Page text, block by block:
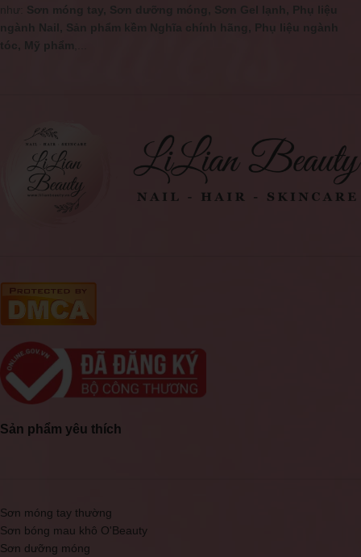
như: Sơn móng tay, Sơn dưỡng móng, Sơn Gel lạnh, Phụ liệu
ngành Nail, Sản phẩm kềm Nghĩa chính hãng, Phụ liệu ngành
tóc, Mỹ phẩm
Sản phẩm yêu thích
Sơn móng tay thường
Sơn bóng mau khô O'Beauty
Sơn dưỡng móng